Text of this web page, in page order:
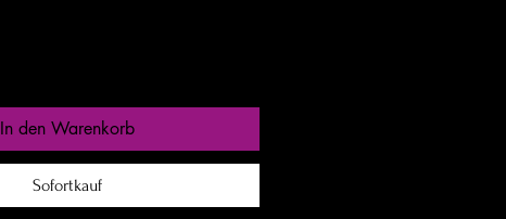
In den Warenkorb
Sofortkauf